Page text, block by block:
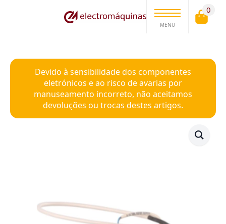
MENU
0
Devido à sensibilidade dos componentes
eletrónicos e ao risco de avarias por
manuseamento incorreto, não aceitamos
devoluções ou trocas destes artigos.